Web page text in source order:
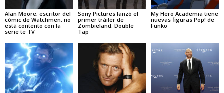
Alan Moore, escritor del
cómic de Watchmen, no
está contento con la
serie te TV
Sony Pictures lanzó el
primer tráiler de
Zombieland: Double
Tap
My Hero Academia tiene
nuevas figuras Pop! de
Funko